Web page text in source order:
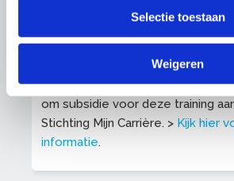
Selectie toestaan
Weigeren
Niet-leden/aspirant-leden
€625,-
Let op: Per 1 juli 2025 is het niet
om subsidie voor deze training
Stichting Mijn Carrière. > Kijk hier
informatie.